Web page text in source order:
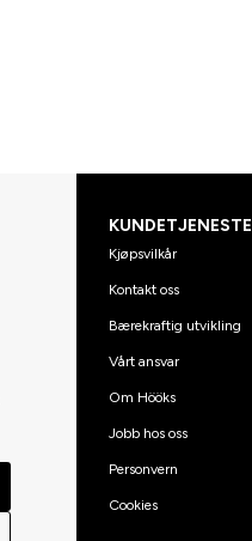
KUNDETJENESTE
Kjøpsvilkår
Kontakt oss
Bærekraftig utvikling
Vårt ansvar
Om Hööks
Jobb hos oss
Personvern
Cookies